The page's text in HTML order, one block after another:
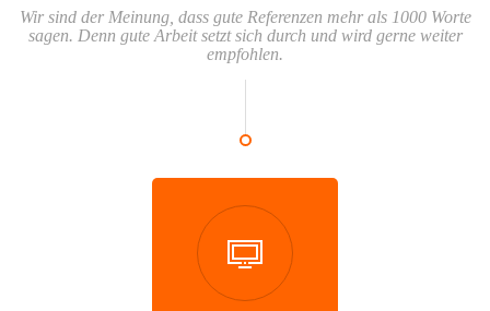
Wir sind der Meinung, dass gute Referenzen mehr als 1000 Worte
sagen. Denn gute Arbeit setzt sich durch und wird gerne weiter
empfohlen.